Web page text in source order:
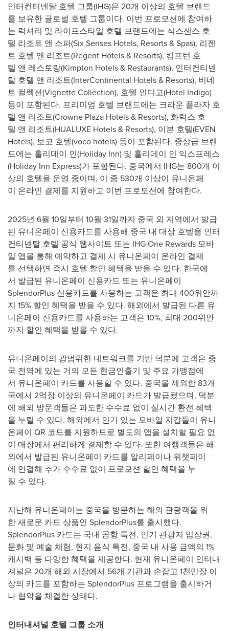
인터컨티넨탈 호텔 그룹(IHG)은 20개 이상의 호텔 브랜드
를 보유한 글로벌 호텔 그룹이다. 이번 프로모션에 참여하
는 럭셔리 및 라이프스타일 호텔 브랜드에는 식스센스 호
텔 리조트 앤 스파(Six Senses Hotels, Resorts & Spas), 리젠
트 호텔 앤 리조트(Regent Hotels & Resorts), 킴프턴 호
텔 앤 레스토랑(Kimpton Hotels & Restaurants), 인터컨티넨
탈 호텔 앤 리조트(InterContinental Hotels & Resorts), 비네
트 컬렉션(Vignette Collection), 호텔 인디고(Hotel Indigo)
등이 포함된다. 프리미엄 호텔 브랜드에는 크라운 플라자 호
텔 앤 리조트(Crowne Plaza Hotels & Resorts), 화럭스 호
텔 앤 리조트(HUALUXE Hotels & Resorts), 이븐 호텔(EVEN
Hotels), 보코 호텔(voco hotels) 등이 포함된다. 중상급 브랜
드에는 홀리데이 인(Holiday Inn) 및 홀리데이 인 익스프레스
(Holiday Inn Express)가 포함된다. 중국에서 IHG는 800개 이
상의 호텔을 운영 중이며, 이 중 530개 이상이 유니온페
이 온라인 결제를 지원하고 이번 프로모션에 참여한다.
2025년 6월 10일부터 10월 31일까지 중국 외 지역에서 발급
된 유니온페이 신용카드를 사용해 중국 내 대상 호텔을 인터
컨티넨탈 호텔 공식 웹사이트 또는 IHG One Rewards 모바
일 앱을 통해 예약하고 결제 시 유니온페이 온라인 결제
를 선택하면 즉시 호텔 할인 혜택을 받을 수 있다. 한국에
서 발급된 유니온페이 신용카드 또는 유니온페이
SplendorPlus 신용카드를 사용하는 고객은 최대 400위안까
지 15% 할인 혜택을 받을 수 있다. 해외에서 발급된 다른 유
니온페이 신용카드를 사용하는 고객은 10%, 최대 200위안
까지 할인 혜택을 받을 수 있다.
유니온페이의 광범위한 네트워크를 기반 덕분에 고객은 중
국 전역에 있는 거의 모든 현금인출기 및 주요 가맹점에
서 유니온페이 카드를 사용할 수 있다. 중국을 제외한 83개
국에서 2억장 이상의 유니온페이 카드가 발급됐으며, 덕분
에 해외 방문객들은 과도한 수수료 없이 실시간 환전 혜택
을 누릴 수 있다. 해외에서 인기 있는 모바일 지갑들이 유니
온페이 QR 코드를 지원하므로 별도의 앱을 설치할 필요 없
이 매장에서 편리하게 결제할 수 있다. 또한 여행객들은 해
외에서 발급된 유니온페이 카드를 알리페이나 위챗페이
에 연결해 추가 수수료 없이 프로모션 할인 혜택을 누
릴 수 있다.
지난해 유니온페이는 중국을 방문하는 해외 관광객을 위
한 새로운 카드 상품인 SplendorPlus를 출시했다.
SplendorPlus 카드는 국내 공항 특전, 인기 관광지 입장권,
문화 및 예술 체험, 현지 음식 특전, 중국 내 사용 금액의 1%
캐시백 등 다양한 혜택을 제공한다. 현재 유니온페이 인터내
셔널은 20개 해외 시장에서 56개 기관과 손잡고 1천만장 이
상의 카드를 포함하는 SplendorPlus 프로그램을 출시하거
나 협약을 체결한 상태다.
인터내셔널 호텔 그룹 소개